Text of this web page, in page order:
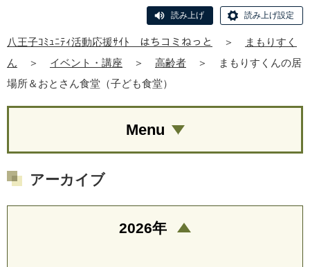
読み上げ 読み上げ設定
八王子ｺﾐｭﾆﾃｨ活動応援ｻｲﾄ はちコミねっと ＞
まもりすく
ん
＞ イベント・講座 ＞ 高齢者 ＞
まもりすくんの居
場所＆おとさん食堂（子ども食堂）
Menu
アーカイブ
2026年